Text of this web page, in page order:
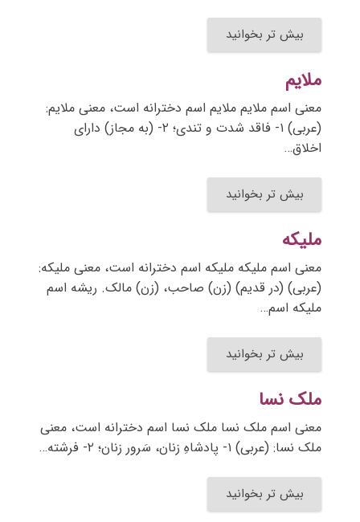
بیش تر بخوانید
ملایم
معنی اسم ملایم ملایم اسم دخترانه است، معنی ملایم:
(عربی) ۱- فاقد شدت و تندی؛ ۲- (به مجاز) دارای
اخلاق…
بیش تر بخوانید
ملیکه
معنی اسم ملیکه ملیکه اسم دخترانه است، معنی ملیکه:
(عربی) (در قدیم) (زن) صاحب، (زن) مالک. ریشه اسم
ملیکه اسم…
بیش تر بخوانید
ملک نسا
معنی اسم ملک نسا ملک نسا اسم دخترانه است، معنی
ملک نسا: (عربی) ۱- پادشاهِ زنان، سَرور زنان؛ ۲- فرشته…
بیش تر بخوانید